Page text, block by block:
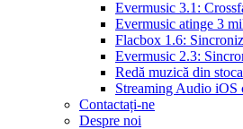
Evermusic 3.1:
Evermusic atinge 3
Flacbox 1.6:
Evermusic 2.3:
Redă muzică din
Streaming Audio iOS
Contactați-ne
Despre noi